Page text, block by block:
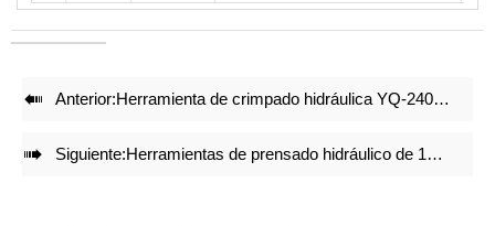
 Anterior:Herramienta de crimpado hidráulica YQ-240 para secciones de 16-240 mm²
 Siguiente:Herramientas de prensado hidráulico de 16-300 mm² YQK-300S